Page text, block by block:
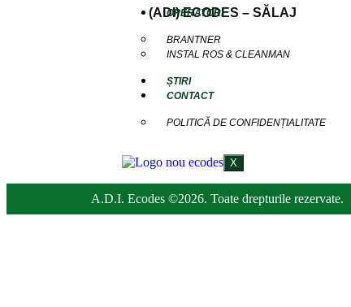
OPERATORI
BRANTNER
INSTAL ROS & CLEANMAN
ȘTIRI
CONTACT
POLITICĂ DE CONFIDENȚIALITATE
X
(ADI) ECODES – SĂLAJ
A.D.I. Ecodes ©2026. Toate drepturile rezervate.